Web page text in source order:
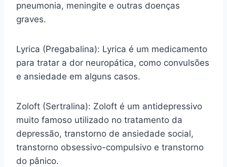
pneumonia, meningite e outras doenças
graves.
Lyrica (Pregabalina): Lyrica é um medicamento
para tratar a dor neuropática, como convulsões
e ansiedade em alguns casos.
Zoloft (Sertralina): Zoloft é um antidepressivo
muito famoso utilizado no tratamento da
depressão, transtorno de ansiedade social,
transtorno obsessivo-compulsivo e transtorno
do pânico.